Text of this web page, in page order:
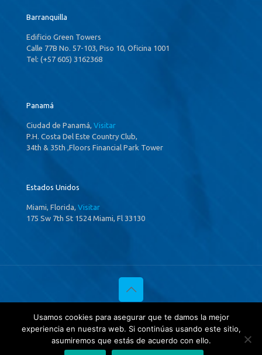
Barranquilla
Edificio Green Towers
Calle 77B No. 57-103, Piso 10, Oficina 1001
Tel: (+57 605) 3162368
Panamá
Ciudad de Panamá, Visitar
P.H. Costa Del Este Country Club,
34th & 35th ,Floors Financial Park Tower
Estados Unidos
Miami, Florida, Visitar
175 Sw 7th St 1524 Miami, Fl 33130
© 2020 Investigaciones Estratégicas & Asociados. All Rights
Reserved
Política de privacidad
yTratamientos de datos.
Usamos cookies para asegurar que te damos la mejor
experiencia en nuestra web. Si continúas usando este sitio,
asumiremos que estás de acuerdo con ello.